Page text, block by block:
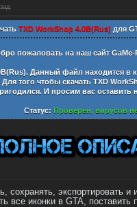
TXD WorkShop 4.0B(Rus) для
пожаловать на наш сайт
. Данный файл находится в
Для того чтобы скачать TXD
И просим вас
Статус: Проверен, вирусов
сохранять, экспортировать
иконки в GTA, поставить